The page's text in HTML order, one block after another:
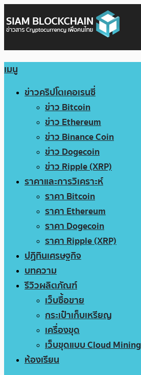
เมนู
ข่าวคริปโตเคอเรนซี่
ข่าว Bitcoin
ข่าว Ethereum
ข่าว Binance Coin
ข่าว Dogecoin
ข่าว Ripple (XRP)
ราคาและการวิเคราะห์
ราคา Bitcoin
ราคา Ethereum
ราคา Dogecoin
ราคา Ripple (XRP)
ปฏิทินเศรษฐกิจ
บทความ
รีวิวผลิตภัณฑ์
เว็บซื้อขาย
กระเป๋าเก็บเหรียญ
เครื่องขุด
เว็บขุดแบบ Cloud Mining
ห้องเรียน